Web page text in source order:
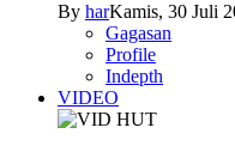
By harKamis, 30 Juli
Gagasan
Profile
Indepth
VIDEO